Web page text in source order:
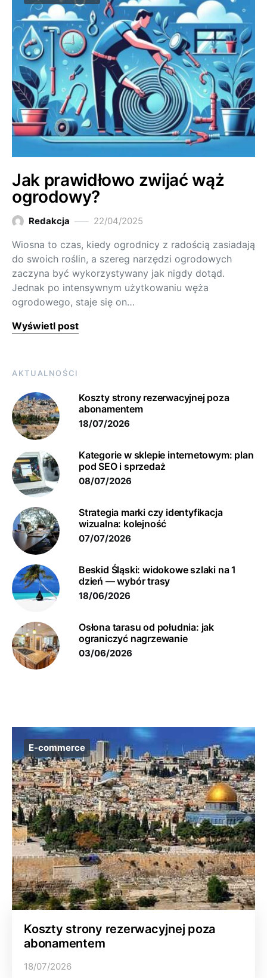
Jak prawidłowo zwijać wąż
ogrodowy?
Redakcja 22/04/2025
Wiosna to czas, kiedy ogrodnicy z radością zasiadają
do swoich roślin, a szereg narzędzi ogrodowych
zaczyna być wykorzystywany jak nigdy dotąd.
Jednak po intensywnym użytkowaniu węża
ogrodowego, staje się on…
Wyświetl post
AKTUALNOŚCI
Koszty strony rezerwacyjnej poza
abonamentem
18/07/2026
Kategorie w sklepie internetowym: plan
pod SEO i sprzedaż
08/07/2026
Strategia marki czy identyfikacja
wizualna: kolejność
07/07/2026
Beskid Śląski: widokowe szlaki na 1
dzień — wybór trasy
18/06/2026
Osłona tarasu od południa: jak
ograniczyć nagrzewanie
03/06/2026
E-commerce
Koszty strony rezerwacyjnej poza
abonamentem
18/07/2026